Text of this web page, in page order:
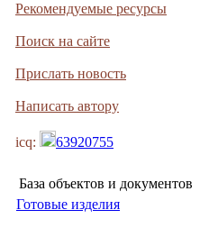
Рекомендуемые ресурсы
Поиск на сайте
Прислать новость
Написать автору
icq: 63920755
База объектов и документов
Готовые изделия